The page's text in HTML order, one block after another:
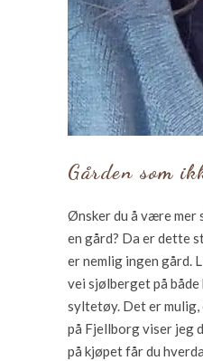
Gården som
Ønsker du å være mer
en gård? Da er dette
er nemlig ingen gård.
vei sjølberget på
syltetøy. Det er mulig,
på Fjellborg viser jeg
på kjøpet får du